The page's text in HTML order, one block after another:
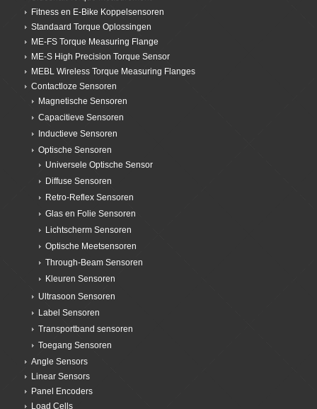
Fitness en E-Bike Koppelsensoren
Standaard Torque Oplossingen
ME-FS Torque Measuring Flange
ME-S High Precision Torque Sensor
MEBL Wireless Torque Measuring Flanges
Contactloze Sensoren
Magnetische Sensoren
Capacitieve Sensoren
Inductieve Sensoren
Optische Sensoren
Universele Optische Sensor
Diffuse Sensoren
Retro-Reflex Sensoren
Glas en Folie Sensoren
Lichtscherm Sensoren
Optische Meetsensoren
Through-Beam Sensoren
Kleuren Sensoren
Ultrasoon Sensoren
Label Sensoren
Transportband sensoren
Toegang Sensoren
Angle Sensors
Linear Sensors
Panel Encoders
Load Cells